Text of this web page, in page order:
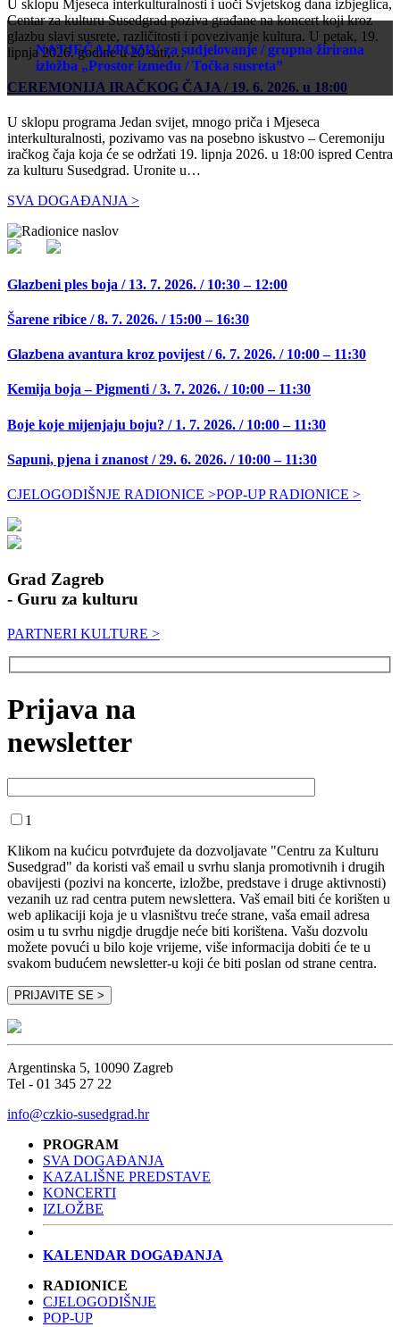
NATJEČAJ/POZIV za sudjelovanje / grupna žirirana
izložba „Prostor između / Točka susreta”
U sklopu Mjeseca interkulturalnosti i uoči Svjetskog dana izbjeglica,
Centar za kulturu Susedgrad poziva građane na koncert koji kroz
glazbu slavi susrete, različitosti i povezivanje kultura. U petak, 19.
lipnja 2026. godine u 20 sati,…
CEREMONIJA IRAČKOG ČAJA / 19. 6. 2026. u 18:00
U sklopu programa Jedan svijet, mnogo priča i Mjeseca
interkulturalnosti, pozivamo vas na posebno iskustvo – Ceremoniju
iračkog čaja koja će se održati 19. lipnja 2026. u 18:00 ispred Centra
za kulturu Susedgrad. Uronite u…
SVA DOGAĐANJA >
Glazbeni ples boja / 13. 7. 2026. / 10:30 – 12:00
Šarene ribice / 8. 7. 2026. / 15:00 – 16:30
Glazbena avantura kroz povijest / 6. 7. 2026. / 10:00 – 11:30
Kemija boja – Pigmenti / 3. 7. 2026. / 10:00 – 11:30
Boje koje mijenjaju boju? / 1. 7. 2026. / 10:00 – 11:30
Sapuni, pjena i znanost / 29. 6. 2026. / 10:00 – 11:30
CJELOGODIŠNJE RADIONICE >POP-UP RADIONICE >
Grad Zagreb
- Guru za kulturu
PARTNERI KULTURE >
Prijava na
newsletter
1
Klikom na kućicu potvrđujete da dozvoljavate "Centru za Kulturu
Susedgrad" da koristi vaš email u svrhu slanja promotivnih i drugih
obavijesti (pozivi na koncerte, izložbe, predstave i druge aktivnosti)
vezanih uz rad centra putem newslettera. Vaš email biti će korišten u
web aplikaciji koja je u vlasništvu treće strane, vaša email adresa
osim u tu svrhu nigdje drugdje neće biti korištena. Vašu dozvolu
možete povući u bilo koje vrijeme, više informacija dobiti će te u
svakom budućem newsletter-u koji će biti poslan od strane centra.
Argentinska 5, 10090 Zagreb
Tel - 01 345 27 22
info@czkio-susedgrad.hr
PROGRAM
SVA DOGAĐANJA
KAZALIŠNE PREDSTAVE
KONCERTI
IZLOŽBE
KALENDAR DOGAĐANJA
RADIONICE
CJELOGODIŠNJE
POP-UP